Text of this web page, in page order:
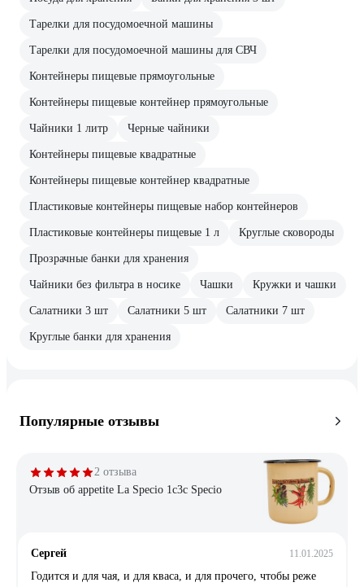
Тарелки для посудомоечной машины
Тарелки для посудомоечной машины для СВЧ
Контейнеры пищевые прямоугольные
Контейнеры пищевые контейнер прямоугольные
Чайники 1 литр Черные чайники
Контейнеры пищевые квадратные
Контейнеры пищевые контейнер квадратные
Пластиковые контейнеры пищевые набор контейнеров
Пластиковые контейнеры пищевые 1 л Круглые сковороды
Прозрачные банки для хранения
Чайники без фильтра в носике Чашки Кружки и чашки
Салатники 3 шт Салатники 5 шт Салатники 7 шт
Круглые банки для хранения
Популярные отзывы
2 отзыва
Отзыв об appetite La Specio 1с3с Specio
Сергей 11.01.2025
Годится и для чая, и для кваса, и для прочего, чтобы реже